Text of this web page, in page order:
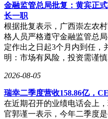
金融监管总局批复：黄宾正
长一职
根据批复表示，广西崇左农
格人员严格遵守金融监管总
定作出之日起3个月内到任，
明：市场有风险，投资需谨
2026-08-05
瑞幸二季度营收158.86亿，
在近期召开的业绩电话会上
官郭谨一表示，今年二季度